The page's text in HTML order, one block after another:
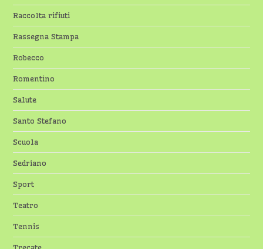
Raccolta rifiuti
Rassegna Stampa
Robecco
Romentino
Salute
Santo Stefano
Scuola
Sedriano
Sport
Teatro
Tennis